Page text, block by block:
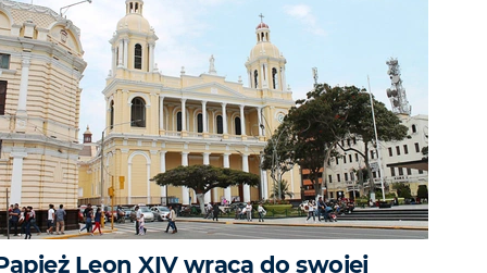
Leon XIV wraca do swojej